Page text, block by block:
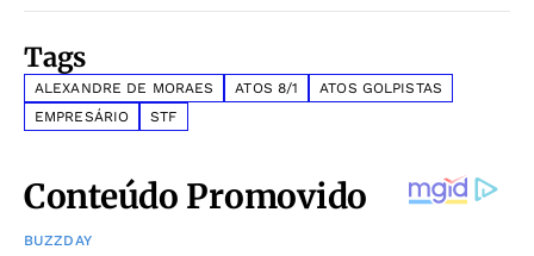
Tags
ALEXANDRE DE MORAES ATOS 8/1
ATOS GOLPISTAS
EMPRESÁRIO
STF